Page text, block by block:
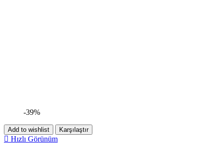
-39%
Add to wishlist Karşılaştır
Hızlı Görünüm